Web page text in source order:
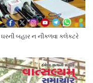
ઘરની બહાર ન નીકળવા કલેક્ટરે